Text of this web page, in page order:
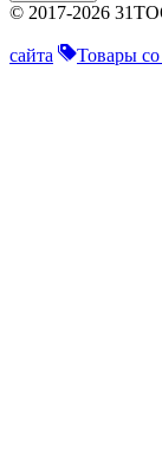
© 2017-2026
сайта Товары